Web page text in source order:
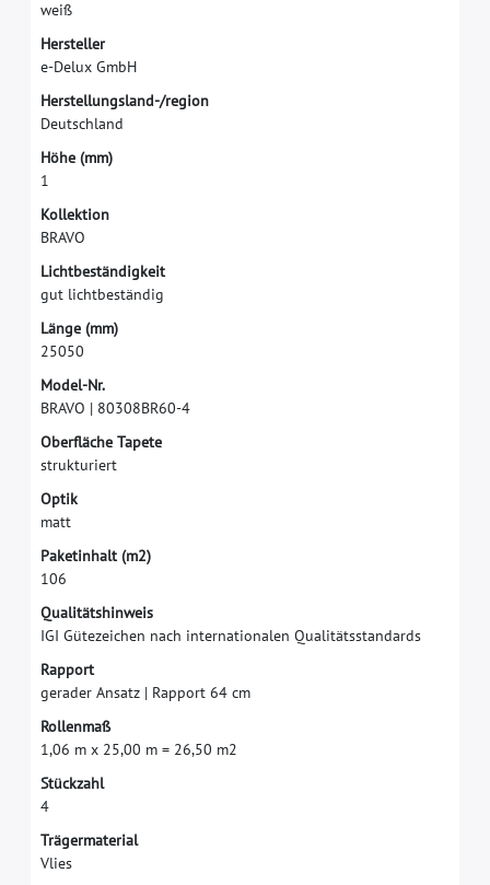
weiß
Hersteller
e-Delux GmbH
Herstellungsland-/region
Deutschland
Höhe (mm)
1
Kollektion
BRAVO
Lichtbeständigkeit
gut lichtbeständig
Länge (mm)
25050
Model-Nr.
BRAVO | 80308BR60-4
Oberfäche Tapete
strukturiert
Optik
matt
Paketinhalt (m2)
106
Qualitätshinweis
IGI Gütezeichen nach internationalen Qualitätsstandards
Rapport
gerader Ansatz | Rapport 64 cm
Rollenmaß
1,06 m x 25,00 m = 26,50 m2
Stückzahl
4
Trägermaterial
Vlies